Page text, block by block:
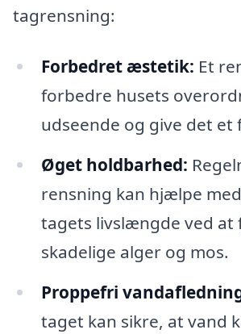
tagrensning:
Forbedret æstetik: Et
forbedre husets
udseende og give det et
Øget holdbarhed:
rensning kan hjælpe
tagets livslængde ved at
skadelige alger og mos.
Proppefri
taget kan sikre, at vand